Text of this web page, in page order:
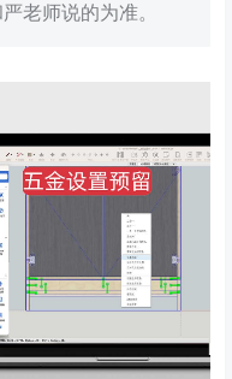
老师说的为准。